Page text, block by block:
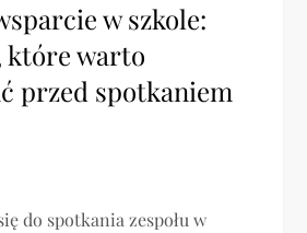
w szkole:
które warto
przed spotkaniem
do spotkania zespołu w